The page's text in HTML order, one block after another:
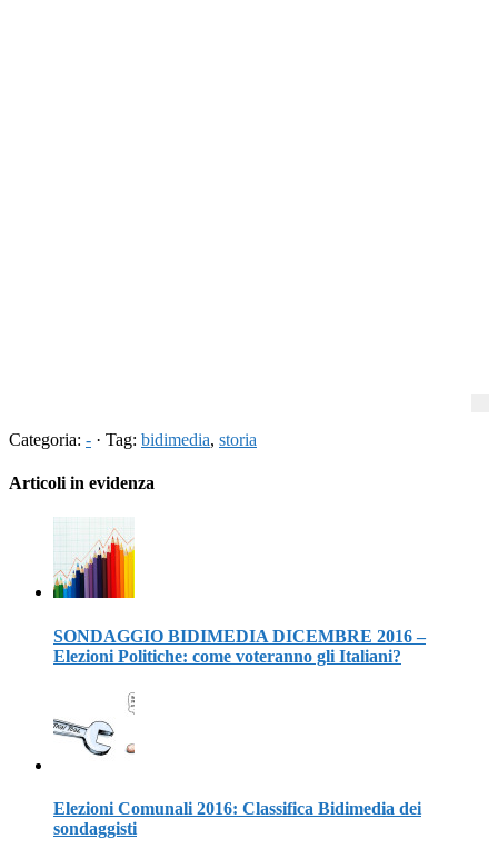
Categoria: - · Tag: bidimedia, storia
Articoli in evidenza
SONDAGGIO BIDIMEDIA DICEMBRE 2016 –
Elezioni Politiche: come voteranno gli Italiani?
Elezioni Comunali 2016: Classifica Bidimedia dei
sondaggisti